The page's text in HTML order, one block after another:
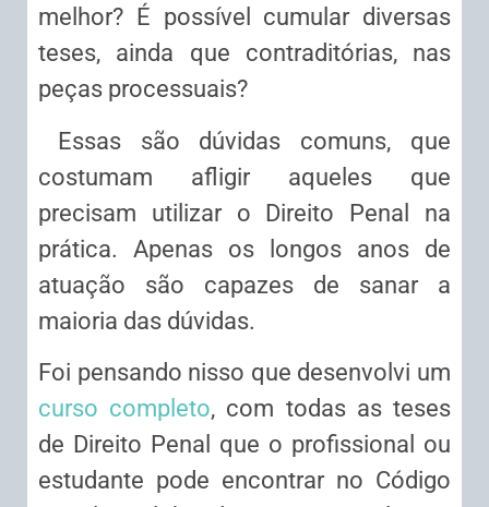
melhor? É possível cumular diversas
teses, ainda que contraditórias, nas
peças processuais?
Essas são dúvidas comuns, que
costumam afligir aqueles que
precisam utilizar o Direito Penal na
prática. Apenas os longos anos de
atuação são capazes de sanar a
maioria das dúvidas.
Foi pensando nisso que desenvolvi um
curso completo, com todas as teses
de Direito Penal que o profissional ou
estudante pode encontrar no Código